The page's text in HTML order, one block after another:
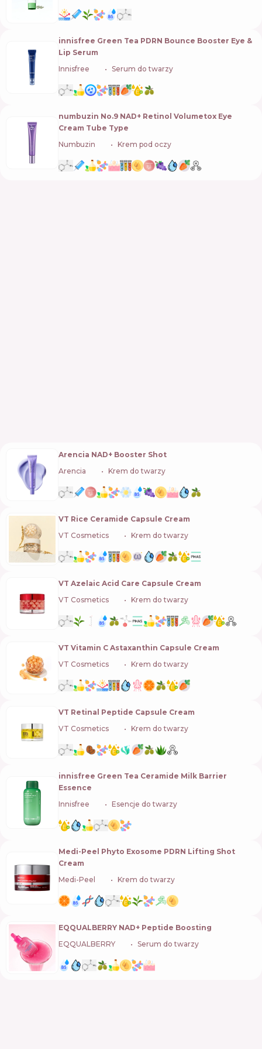
innisfree Green Tea PDRN Bounce Booster Eye &
Lip Serum
Innisfree
Serum do twarzy
numbuzin No.9 NAD+ Retinol Volumetox Eye
Cream Tube Type
Numbuzin
Krem pod oczy
Arencia NAD+ Booster Shot
Arencia
Krem do twarzy
VT Rice Ceramide Capsule Cream
VT Cosmetics
Krem do twarzy
VT Azelaic Acid Care Capsule Cream
VT Cosmetics
Krem do twarzy
VT Vitamin C Astaxanthin Capsule Cream
VT Cosmetics
Krem do twarzy
VT Retinal Peptide Capsule Cream
VT Cosmetics
Krem do twarzy
innisfree Green Tea Ceramide Milk Barrier
Essence
Innisfree
Esencje do twarzy
Medi-Peel Phyto Exosome PDRN Lifting Shot
Cream
Medi-Peel
Krem do twarzy
EQQUALBERRY NAD+ Peptide Boosting
EQQUALBERRY
Serum do twarzy